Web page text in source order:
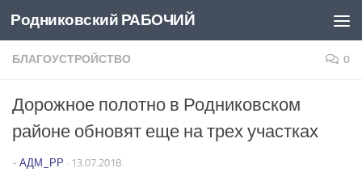
Перейти к содержимому
Родниковский РАБОЧИЙ
БЛАГОУСТРОЙСТВО 0
Дорожное полотно в Родниковском
районе обновят еще на трех участках
- АДМ_РР · 13.07.2018